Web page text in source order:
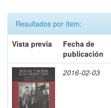
Resultados por ítem:
Vista previa
Fecha de
publicación
2016-02-03